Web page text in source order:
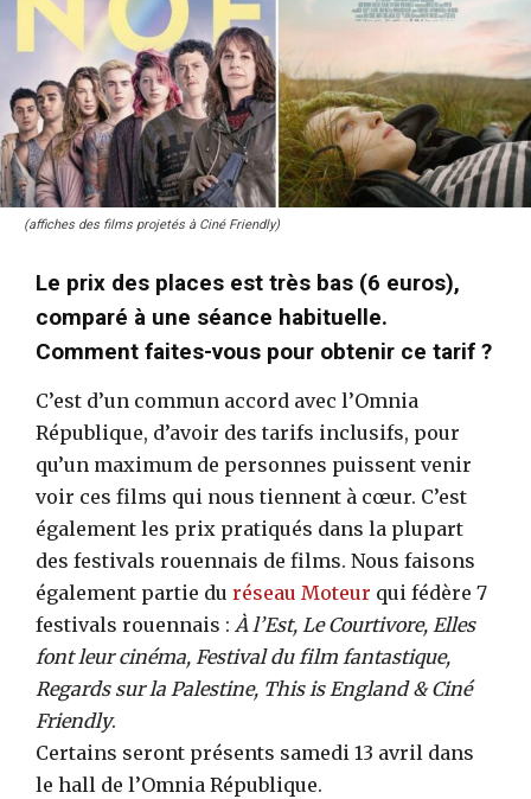
(affiches des films projetés à Ciné Friendly)
Le prix des places est très bas (6 euros),
comparé à une séance habituelle.
Comment faites-vous pour obtenir ce tarif ?
C’est d’un commun accord avec l’Omnia
République, d’avoir des tarifs inclusifs, pour
qu’un maximum de personnes puissent venir
voir ces films qui nous tiennent à cœur. C’est
également les prix pratiqués dans la plupart
des festivals rouennais de films. Nous faisons
également partie du réseau Moteur qui fédère 7
festivals rouennais : À l’Est, Le Courtivore, Elles
font leur cinéma, Festival du film fantastique,
Regards sur la Palestine, This is England & Ciné
Friendly.
Certains seront présents samedi 13 avril dans
le hall de l’Omnia République.